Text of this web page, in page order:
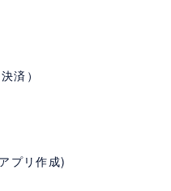
済）
プリ作成)